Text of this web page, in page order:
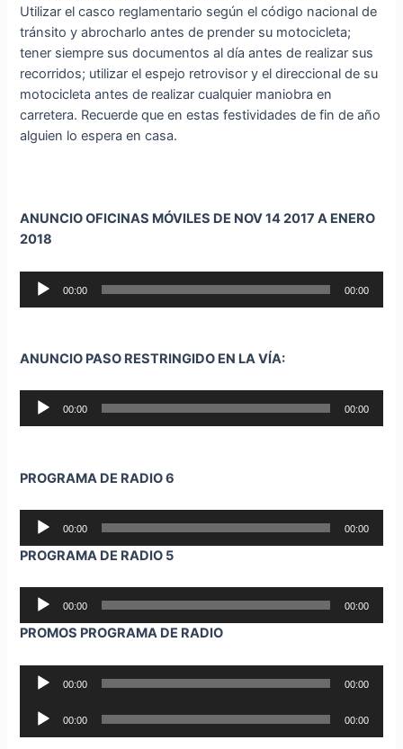
Utilizar el casco reglamentario según el código nacional de
tránsito y abrocharlo antes de prender su motocicleta;
tener siempre sus documentos al día antes de realizar sus
recorridos; utilizar el espejo retrovisor y el direccional de su
motocicleta antes de realizar cualquier maniobra en
carretera. Recuerde que en estas festividades de fin de año
alguien lo espera en casa.
ANUNCIO OFICINAS MÓVILES DE NOV 14 2017 A ENERO
2018
Reproductor
00:00 00:00
ANUNCIO PASO RESTRINGIDO EN LA VÍA:
Reproductor
00:00 00:00
PROGRAMA DE RADIO 6
Reproductor
audio
00:00 00:00
PROGRAMA DE RADIO 5
Reproductor
audio
00:00 00:00
PROMOS PROGRAMA DE RADIO
Reproductor
audio
00:00 00:00
Reproductor
00:00 00:00